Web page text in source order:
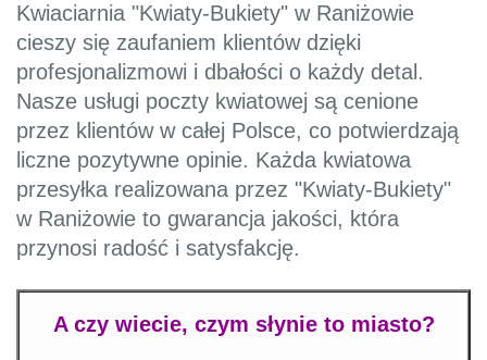
Kwiaciarnia "Kwiaty-Bukiety" w Raniżowie
cieszy się zaufaniem klientów dzięki
profesjonalizmowi i dbałości o każdy detal.
Nasze usługi poczty kwiatowej są cenione
przez klientów w całej Polsce, co potwierdzają
liczne pozytywne opinie. Każda kwiatowa
przesyłka realizowana przez "Kwiaty-Bukiety"
w Raniżowie to gwarancja jakości, która
przynosi radość i satysfakcję.
A czy wiecie, czym słynie to miasto?